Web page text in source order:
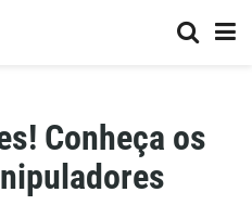
Conheça os